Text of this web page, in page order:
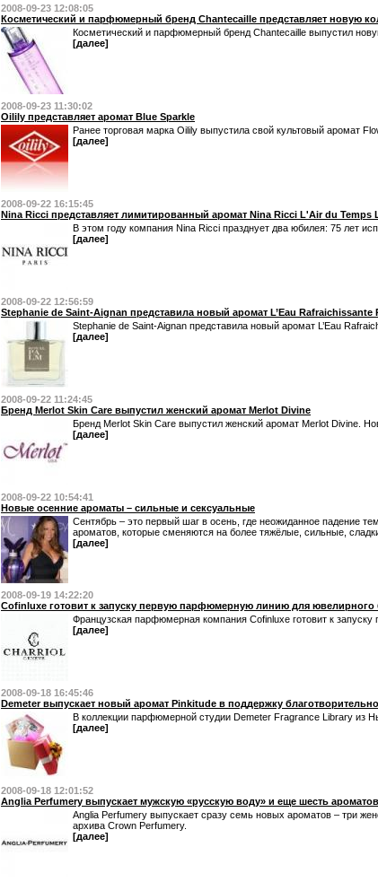
2008-09-23 12:08:05
Косметический и парфюмерный бренд Chantecaille представляет новую
Косметический и парфюмерный бренд Chantecaille выпустил
[далее]
2008-09-23 11:30:02
Oilily представляет аромат Blue Sparkle
Ранее торговая марка Oilily выпустила свой культовый аромат
[далее]
2008-09-22 16:15:45
Nina Ricci представляет лимитированный аромат Nina Ricci L'Air du Temps
В этом году компания Nina Ricci празднует два юбилея: 75 лет
[далее]
2008-09-22 12:56:59
Stephanie de Saint-Aignan представила новый аромат L’Eau Rafraichissante
Stephanie de Saint-Aignan представила новый аромат L’Eau
[далее]
2008-09-22 11:24:45
Бренд Merlot Skin Care выпустил женский аромат Merlot Divine
Бренд Merlot Skin Care выпустил женский аромат Merlot Divine.
[далее]
2008-09-22 10:54:41
Новые осенние ароматы – сильные и сексуальные
Сентябрь – это первый шаг в осень, где неожиданное падение
ароматов, которые сменяются на более тяжёлые, сильные,
[далее]
2008-09-19 14:22:20
Cofinluxe готовит к запуску первую парфюмерную линию для ювелирного
Французская парфюмерная компания Cofinluxe готовит к
[далее]
2008-09-18 16:45:46
Demeter выпускает новый аромат Pinkitude в поддержку
В коллекции парфюмерной студии Demeter Fragrance Library из
[далее]
2008-09-18 12:01:52
Anglia Perfumery выпускает мужскую «русскую воду» и еще шесть ароматов
Anglia Perfumery выпускает сразу семь новых ароматов – три
архива Crown Perfumery.
[далее]